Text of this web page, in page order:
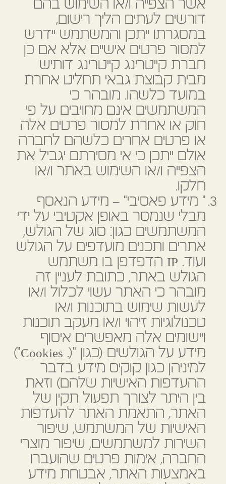
אשר הצפייה ו/או השימוש בהם
דורשים לעתים הליך רישום,
במסגרתו ייתכן והמשתמש יידרש
למסור פרטים אישיים אלא אם כן
חברת קייטרינג קייטרינג דותיש
מבית קבוצת גבאי תחליט אחרת
במועד כלשהו. מובהר כי
המשתמשים אינם מחויבים על פי
חוק או אחרת למסור פרטים אלה
או פרטים אחרים כלשהם לחברה
אולם ייתכן כי אי מסירתם יגביל את
הצפייה ו/או השימוש באתר ו/או
חלקו.
" מידע פאסיבי" – מידע הנאסף
מבלי שנמסר באופן אקטיבי על ידי
המשתמשים כגון: סוג של הגולש,
אתרים ותכנים מועדפים על הגולש
ועוד. IP הדפדפן בו משתמש
הגולש באתר, כתובת לעניין זה
מובהר כי האתר עשוי לכלול ו/או
לעשות שימוש בתוכנות ו/או
טכנולוגיות זיהוי ו/או מעקב תוכנות
ויישומים אלה מאפשרים איסוף
מידע על הגולשים (כגון "(. Cookies")
למיניהן כגון קוקיס מידע בדבר
ההעדפות האישיות שלהם) וזאת
בין היתר לצורך תפעול תקין של
האתר, התאמת האתר להעדפות
האישיות של המשתמש, שיפור
השירות למשתמשים, שיפור מוצרי
החברה, אימות פרטים שהועברו
באמצעות האתר, אבטחת מידע